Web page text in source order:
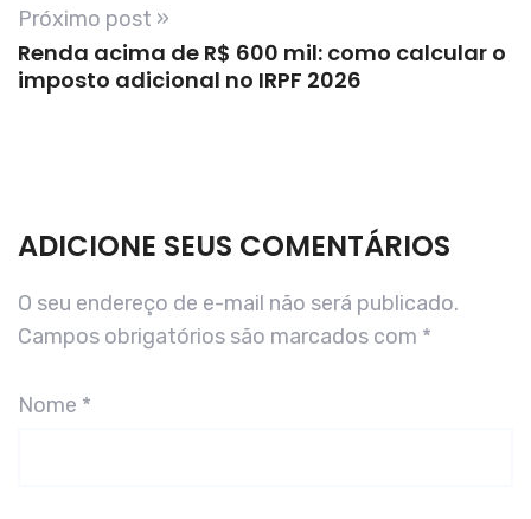
Próximo post »
Renda acima de R$ 600 mil: como calcular o
imposto adicional no IRPF 2026
ADICIONE SEUS COMENTÁRIOS
O seu endereço de e-mail não será publicado.
Campos obrigatórios são marcados com *
Nome *